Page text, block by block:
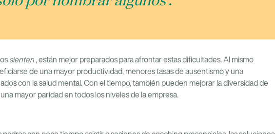
sienten, están mejor preparados para afrontar estas dificultades. Al mismo
de una mayor productividad, menores tasas de ausentismo y una
con la salud mental. Con el tiempo, también pueden mejorar la diversidad de
mayor paridad en todos los niveles de la empresa.